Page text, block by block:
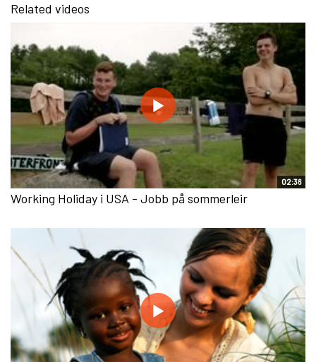
Related videos
02:36
Working Holiday i USA - Jobb på sommerleir